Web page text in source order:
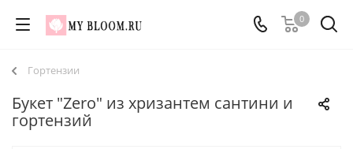
0
Гортензии
Букет "Zero" из хризантем сантини и
гортензий